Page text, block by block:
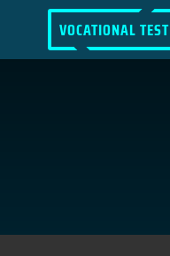
VOCATIONAL TEST